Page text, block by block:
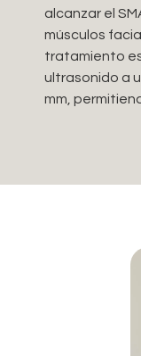
alcanzar el
músculos
tratamiento
ultrasonido a
mm,